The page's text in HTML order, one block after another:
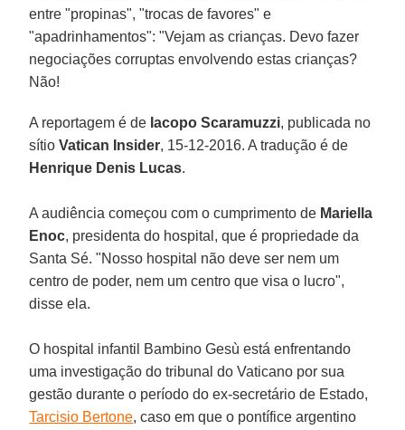
entre "propinas", "trocas de favores" e
"apadrinhamentos": "Vejam as crianças. Devo fazer
negociações corruptas envolvendo estas crianças?
Não!
A reportagem é de Iacopo Scaramuzzi, publicada no
sítioVatican Insider, 15-12-2016. A tradução é de
Henrique Denis Lucas.
A audiência começou com o cumprimento de Mariella
Enoc, presidenta do hospital, que é propriedade da
Santa Sé. "Nosso hospital não deve ser nem um
centro de poder, nem um centro que visa o lucro",
disse ela.
O hospital infantil Bambino Gesù está enfrentando
uma investigação do tribunal do Vaticano por sua
gestão durante o período do ex-secretário de Estado,
Tarcisio Bertone, caso em que o pontífice argentino